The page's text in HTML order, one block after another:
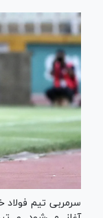
سرمربی تیم